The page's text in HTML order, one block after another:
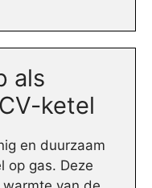
als
ketel
en duurzaam
op gas. Deze